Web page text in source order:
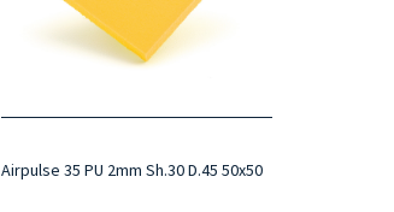
Airpulse 35 PU 2mm Sh.30 D.45 50x50